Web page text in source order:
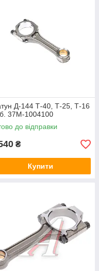
Д-144 Т-40, Т-25, Т-16
37М-1004100
до відправки
₴
Купити